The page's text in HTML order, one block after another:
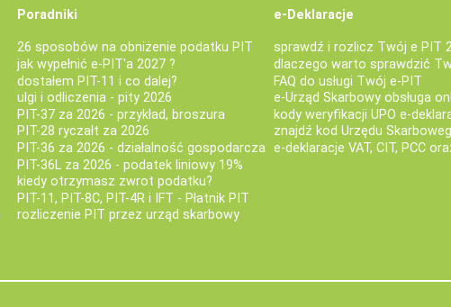
Poradniki
26 sposobów na obniżenie podatku PIT
jak wypełnić e-PIT'a 2027 ?
dostałem PIT-11 i co dalej?
ulgi i odliczenia - pity 2026
PIT-37 za 2026 - przykład, broszura
PIT-28 ryczałt za 2026
PIT-36 za 2026 - działalność gospodarcza
PIT-36L za 2026 - podatek liniowy 19%
kiedy otrzymasz zwrot podatku?
PIT-11, PIT-8C, PIT-4R i IFT - Płatnik PIT
rozliczenie PIT przez urząd skarbowy
e-Deklaracje
sprawdź i rozlicz Twój e PIT
dlaczego warto sprawdzić
FAQ do usługi Twój e-PIT
e-Urząd Skarbowy obsługa
kody weryfikacji UPO e-
znajdź kod Urzędu
e-deklaracje VAT, CIT, PCC